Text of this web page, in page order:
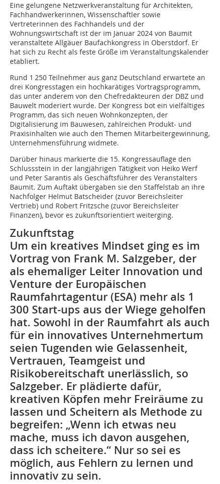
Eine gelungene Netzwerkveranstaltung für Architekten,
Fachhandwerkerinnen, Wissenschaftler sowie
Vertreterinnen des Fachhandels und der
Wohnungswirtschaft ist der im Januar 2024 von Baumit
veranstaltete Allgäuer Baufachkongress in Oberstdorf. Er
hat sich zu Recht als feste Größe im Veranstaltungskalender
etabliert.
Rund 1 250 Teilnehmer aus ganz Deutschland erwartete an
drei Kongresstagen ein hochkarätiges Vortragsprogramm,
das unter anderem von den Chefredakteuren der DBZ und
Bauwelt moderiert wurde. Der Kongress bot ein vielfältiges
Programm, das sich neuen Wohnkonzepten, der
Digitalisierung im Bauwesen, zahlreichen Produkt- und
Praxisinhalten wie auch den Themen Mitarbeitergewinnung,
Unternehmensführung widmete.
Darüber hinaus markierte die 15. Kongressauflage den
Schlussstein in der langjährigen Tätigkeit von Heiko Werf
und Peter Sarantis als Geschäftsführer des Veranstalters
Baumit. Zum Auftakt übergaben sie den Staffelstab an ihre
Nachfolger Helmut Batscheider (zuvor Bereichsleiter
Vertrieb) und Robert Fritzsche (zuvor Bereichsleiter
Finanzen), bevor es zukunftsorientiert weiterging.
Zukunftstag
Um ein kreatives Mindset ging es im
Vortrag von Frank M. Salzgeber, der
als ehemaliger Leiter Innovation und
Venture der Europäischen
Raumfahrtagentur (ESA) mehr als 1
300 Start-ups aus der Wiege geholfen
hat. Sowohl in der Raumfahrt als auch
für ein innovatives Unternehmertum
seien Tugenden wie Gelassenheit,
Vertrauen, Teamgeist und
Risikobereitschaft unerlässlich, so
Salzgeber. Er plädierte dafür,
kreativen Köpfen mehr Freiräume zu
lassen und Scheitern als Methode zu
begreifen: „Wenn ich etwas neu
mache, muss ich davon ausgehen,
dass ich scheitere.“ Nur so sei es
möglich, aus Fehlern zu lernen und
innovativ zu sein.